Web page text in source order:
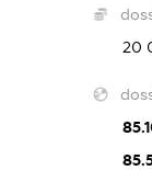
20